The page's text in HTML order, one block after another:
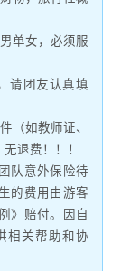
单女，必须服
请团友认真填
（如教师证、
退费！！！
队意外保险待
的费用由游客
》赔付。因自
相关帮助和协